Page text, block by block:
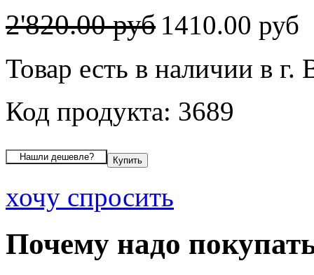
2'820.00 руб 1410.00 руб
Товар есть в наличии в г.
Код продукта: 3689
хочу спросить
Почему надо